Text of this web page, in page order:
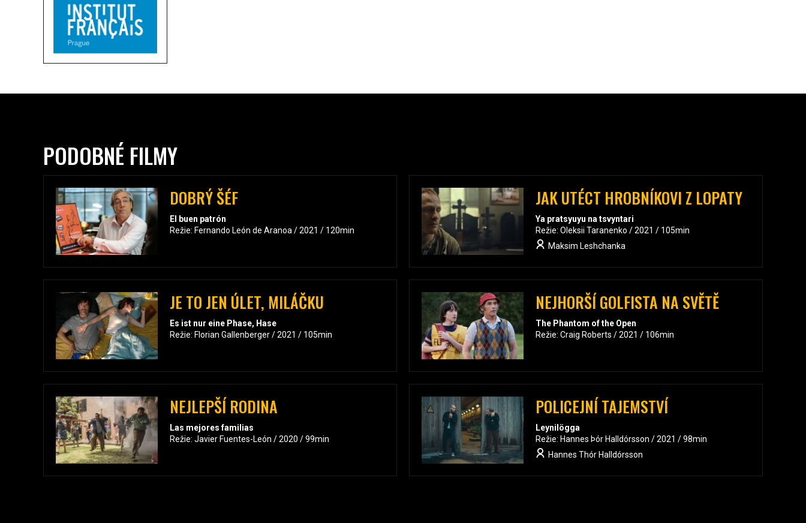
PODOBNÉ FILMY
DOBRÝ ŠÉF
El buen patrón
Režie: Fernando León de Aranoa / 2021 / 120min
JAK UTÉCT HROBNÍKOVI Z LOPATY
Ya pratsyuyu na tsvyntari
Režie: Oleksii Taranenko / 2021 / 105min
Maksim Leshchanka
JE TO JEN ÚLET, MILÁČKU
Es ist nur eine Phase, Hase
Režie: Florian Gallenberger / 2021 / 105min
NEJHORŠÍ GOLFISTA NA SVĚTĚ
The Phantom of the Open
Režie: Craig Roberts / 2021 / 106min
NEJLEPŠÍ RODINA
Las mejores familias
Režie: Javier Fuentes-León / 2020 / 99min
POLICEJNÍ TAJEMSTVÍ
Leynilögga
Režie: Hannes Þór Halldórsson / 2021 / 98min
Hannes Thór Halldórsson